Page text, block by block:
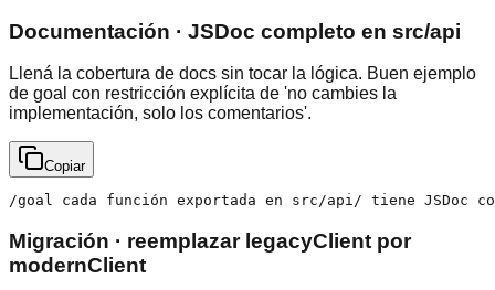
Documentación · JSDoc completo en src/api
Llená la cobertura de docs sin tocar la lógica. Buen ejemplo
de goal con restricción explícita de 'no cambies la
implementación, solo los comentarios'.
Copiar
/goal cada función exportada en src/api/ tiene JSDoc
Migración · reemplazar legacyClient por
modernClient